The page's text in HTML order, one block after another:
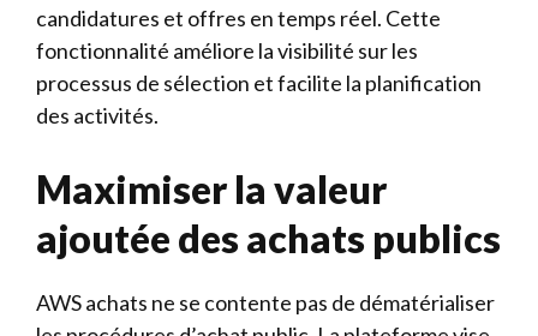
candidatures et offres en temps réel. Cette
fonctionnalité améliore la visibilité sur les
processus de sélection et facilite la planification
des activités.
Maximiser la valeur
ajoutée des achats publics
AWS achats ne se contente pas de dématérialiser